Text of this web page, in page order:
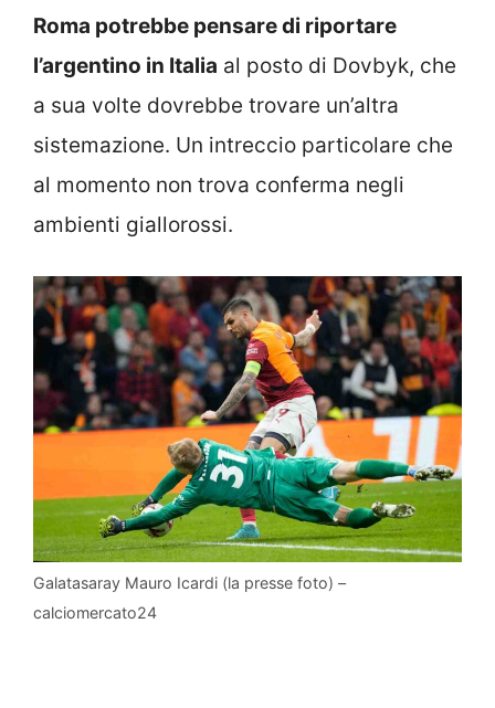
Roma potrebbe pensare di riportare
l’argentino in Italia al posto di Dovbyk, che
a sua volte dovrebbe trovare un’altra
sistemazione. Un intreccio particolare che
al momento non trova conferma negli
ambienti giallorossi.
Galatasaray Mauro Icardi (la presse foto) –
calciomercato24